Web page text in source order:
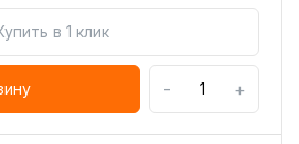
в 1 клик
- +